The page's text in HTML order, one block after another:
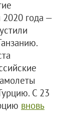
2020 года —
С 23
вновь